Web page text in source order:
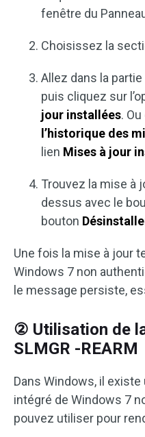
fenêtre du
Choisissez la
Allez dans la partie
puis cliquez sur
jour installées.
l’historique des
lien Mises à jour
Trouvez la mise à
dessus avec le
bouton
Une fois la mise à jour
Windows 7 non
le message persiste,
② Utilisation de
SLMGR -REARM
Dans Windows, il
intégré de Windows 7
pouvez utiliser pour